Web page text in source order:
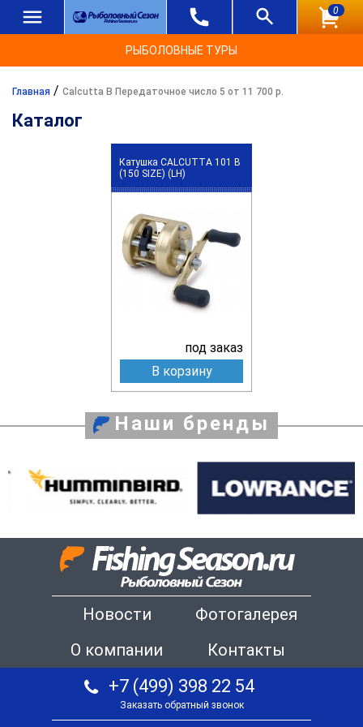
0
РЫБОЛОВНЫЕ ТУРЫ
Главная / Calcutta B Передаточное число 5 от 11 700 р.
Каталог
Катушка CALCUTTA 101 B
(150 SIZE) (LH)
под заказ
В корзину
Наши бренды
Новости
Фотогалерея
О компании
Контакты
+7 (499) 398 22 54
Заказать обратный звонок